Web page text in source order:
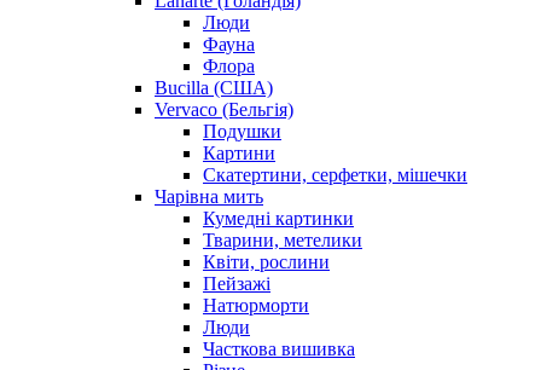
Люди
Фауна
Флора
Bucilla (США)
Vervaco (Бельгія)
Подушки
Картини
Скатертини, серфетки, мішечки
Чарiвна мить
Кумедні картинки
Тварини, метелики
Квіти, рослини
Пейзажі
Натюрморти
Люди
Часткова вишивка